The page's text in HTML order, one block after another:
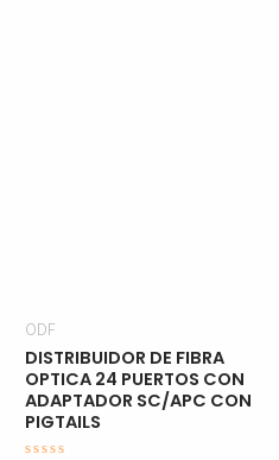
ODF
DISTRIBUIDOR DE FIBRA
OPTICA 24 PUERTOS CON
ADAPTADOR SC/APC CON
PIGTAILS